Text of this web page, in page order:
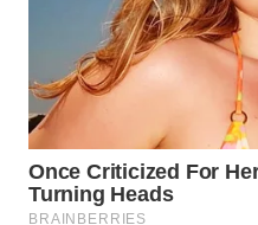
SAMOSIR
WN
PADANG
WN
SUMEDANG